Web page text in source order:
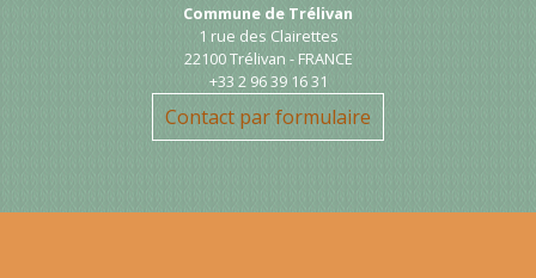
Commune de Trélivan
1 rue des Clairettes
22100 Trélivan - FRANCE
+33 2 96 39 16 31
Contact par formulaire